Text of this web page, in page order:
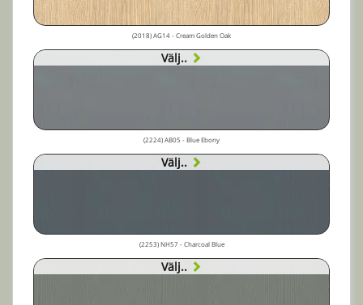
(2018) AG14 - Cream Golden Oak
Välj..
(2224) AB05 - Blue Ebony
Välj..
(2253) NH57 - Charcoal Blue
Välj..